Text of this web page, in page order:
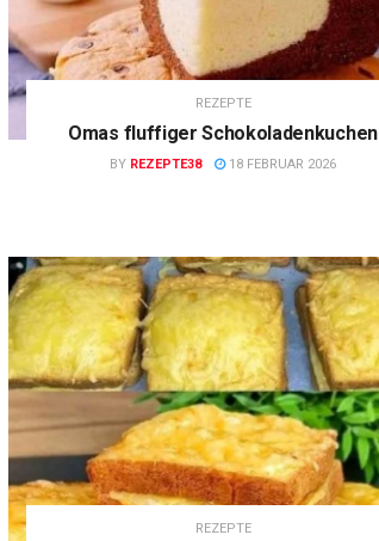
REZEPTE
Omas fluffiger Schokoladenkuchen
BY REZEPTE38 18 FEBRUAR 2026
REZEPTE